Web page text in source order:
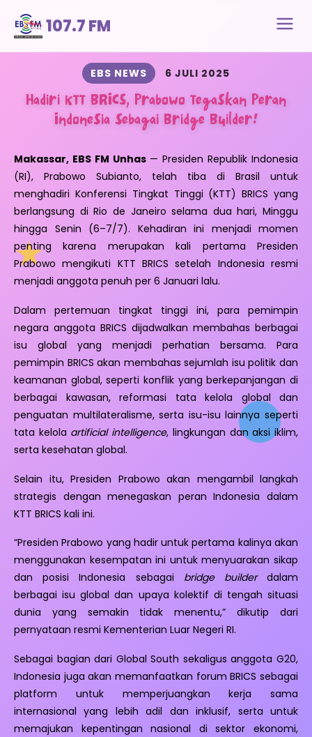
107.7 FM
EBS NEWS 6 JULI 2025
Hadiri KTT BRICS, Prabowo Tegaskan Peran
Indonesia sebagai Bridge Builder!
Makassar, EBS FM Unhas— Presiden Republik Indonesia
(RI), Prabowo Subianto, telah tiba di Brasil untuk
menghadiri Konferensi Tingkat Tinggi (KTT) BRICS yang
berlangsung di Rio de Janeiro selama dua hari, Minggu
hingga Senin (6–7/7). Kehadiran ini menjadi momen
penting karena merupakan kali pertama Presiden
Prabowo mengikuti KTT BRICS setelah Indonesia resmi
menjadi anggota penuh per 6 Januari lalu.
Dalam pertemuan tingkat tinggi ini, para pemimpin
negara anggota BRICS dijadwalkan membahas berbagai
isu global yang menjadi perhatian bersama. Para
pemimpin BRICS akan membahas sejumlah isu politik dan
keamanan global, seperti konflik yang berkepanjangan di
berbagai kawasan, reformasi tata kelola global dan
penguatan multilateralisme, serta isu-isu lainnya seperti
tata kelola artificial intelligence, lingkungan dan aksi iklim,
serta kesehatan global.
Selain itu, Presiden Prabowo akan mengambil langkah
strategis dengan menegaskan peran Indonesia dalam
KTT BRICS kali ini.
“Presiden Prabowo yang hadir untuk pertama kalinya akan
menggunakan kesempatan ini untuk menyuarakan sikap
dan posisi Indonesia sebagai bridge builderdalam
berbagai isu global dan upaya kolektif di tengah situasi
dunia yang semakin tidak menentu,” dikutip dari
pernyataan resmi Kementerian Luar Negeri RI.
Sebagai bagian dari Global South sekaligus anggota G20,
Indonesia juga akan memanfaatkan forum BRICS sebagai
platform untuk memperjuangkan kerja sama
internasional yang lebih adil dan inklusif, serta untuk
memajukan kepentingan nasional di sektor ekonomi,